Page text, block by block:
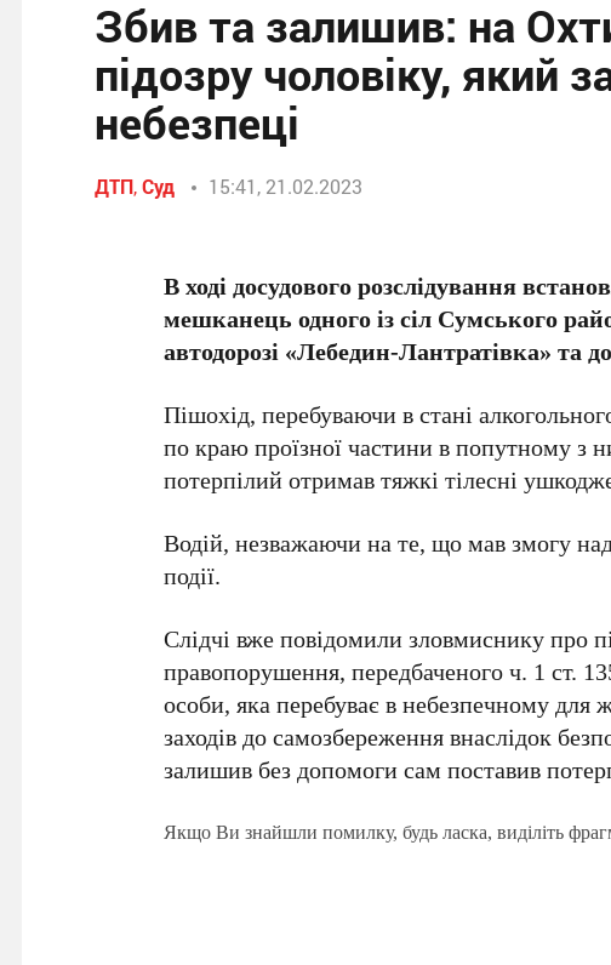
Збив та залишив: на
підозру чоловіку, який
небезпеці
ДТП,Суд 15:41, 21.02.2023
В ході досудового розслідування
мешканець одного із сіл Сумського
автодорозі «Лебедин-Лантратівка» та
Пішохід, перебуваючи в стані
по краю проїзної частини в попутному з
потерпілий отримав тяжкі тілесні
Водій, незважаючи на те, що мав змогу
події.
Слідчі вже повідомили зловмиснику про
правопорушення, передбаченого ч. 1 ст.
особи, яка перебуває в небезпечному для
заходів до самозбереження внаслідок
залишив без допомоги сам поставив
Якщо Ви знайшли помилку, будь ласка, виділіть